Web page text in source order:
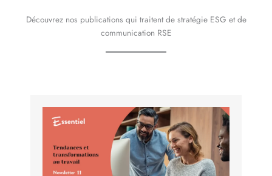
Découvrez nos publications qui traitent de stratégie ESG et de
communication RSE